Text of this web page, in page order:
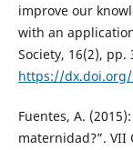
improve our
with an
Society, 16(2), pp.
https://dx.doi.org/
Fuentes, A.
maternidad?”.